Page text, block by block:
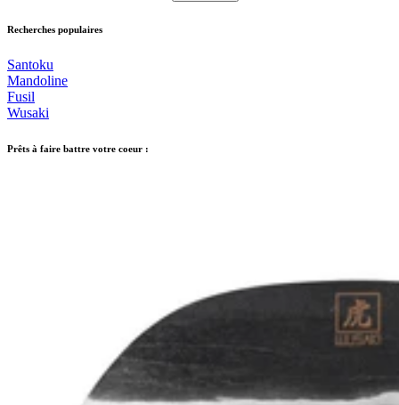
Recherches populaires
Santoku
Mandoline
Fusil
Wusaki
Prêts à faire battre votre coeur :